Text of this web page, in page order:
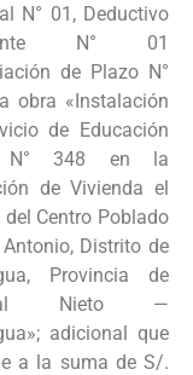
Programas
Intranet
N° 01, Deductivo
N° 01
de Plazo N°
obra «Instalación
de Educación
N° 348 en la
de Vivienda el
del Centro Poblado
Distrito de
Provincia de
Nieto —
adicional que
a la suma de S/.